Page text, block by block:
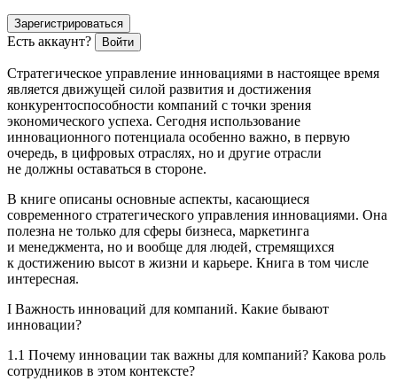
Зарегистрироваться
Есть аккаунт? Войти
Стратегическое управление инновациями в настоящее время
является движущей силой развития и достижения
конкурентоспособности компаний с точки зрения
экономического успеха. Сегодня использование
инновационного потенциала особенно важно, в первую
очередь, в цифровых отраслях, но и другие отрасли
не должны оставаться в стороне.
В книге описаны основные аспекты, касающиеся
современного стратегического управления инновациями. Она
полезна не только для сферы бизнеса, маркетинга
и менеджмента, но и вообще для людей, стремящихся
к достижению высот в жизни и карьере. Книга в том числе
интересная.
I Важность инноваций для компаний. Какие бывают
инновации?
1.1 Почему инновации так важны для компаний? Какова роль
сотрудников в этом контексте?